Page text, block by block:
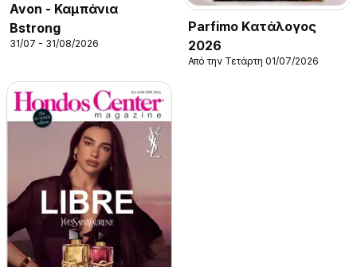
Avon - Καμπάνια
Bstrong
31/07 - 31/08/2026
Parfimo Kατάλογος
2026
Από την Τετάρτη 01/07/2026